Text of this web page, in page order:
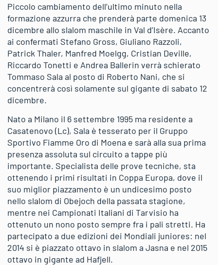
Piccolo cambiamento dell’ultimo minuto nella
formazione azzurra che prenderà parte domenica 13
dicembre allo slalom maschile in Val d’Isère. Accanto
ai confermati Stefano Gross, Giuliano Razzoli,
Patrick Thaler, Manfred Moelgg, Cristian Deville,
Riccardo Tonetti e Andrea Ballerin verrà schierato
Tommaso Sala al posto di Roberto Nani, che si
concentrerà così solamente sul gigante di sabato 12
dicembre.
Nato a Milano il 6 settembre 1995 ma residente a
Casatenovo (Lc), Sala è tesserato per il Gruppo
Sportivo Fiamme Oro di Moena e sarà alla sua prima
presenza assoluta sul circuito a tappe più
importante. Specialista delle prove tecniche, sta
ottenendo i primi risultati in Coppa Europa, dove il
suo miglior piazzamento è un undicesimo posto
nello slalom di Obejoch della passata stagione,
mentre nei Campionati Italiani di Tarvisio ha
ottenuto un nono posto sempre fra i pali stretti. Ha
partecipato a due edizioni dei Mondiali juniores: nel
2014 si è piazzato ottavo in slalom a Jasna e nel 2015
ottavo in gigante ad Hafjell.